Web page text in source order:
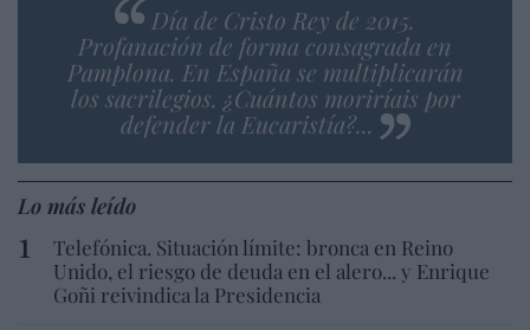
Día de Cristo Rey de 2015.
Profanación de forma consagrada en
Pamplona. En España se multiplicarán
los sacrilegios. ¿Cuántos moriríais por
defender la Eucaristía?...
Lo más leído
Telefónica. Situación límite: bronca en Reino
Unido, el riesgo de deuda en el alero... y Enrique
Goñi reivindica la Presidencia